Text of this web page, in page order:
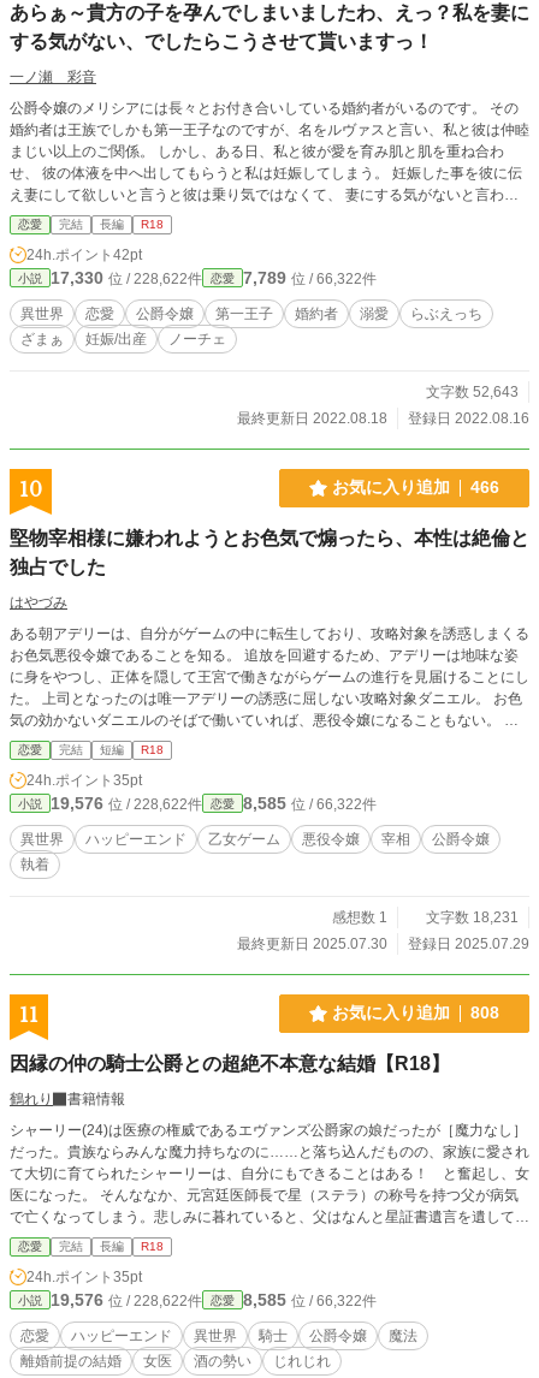
あらぁ～貴方の子を孕んでしまいましたわ、えっ？私を妻に
する気がない、でしたらこうさせて貰いますっ！
一ノ瀬 彩音
公爵令嬢のメリシアには長々とお付き合いしている婚約者がいるのです。 その
婚約者は王族でしかも第一王子なのですが、名をルヴァスと言い、私と彼は仲睦
まじい以上のご関係。 しかし、ある日、私と彼が愛を育み肌と肌を重ね合わ
せ、 彼の体液を中へ出してもらうと私は妊娠してしまう。 妊娠した事を彼に伝
え妻にして欲しいと言うと彼は乗り気ではなくて、 妻にする気がないと言われ
私はある行動に出るしかない！ ※この物語はフィクションです。 R18作品です
ので性描写など苦手なお方や未成年のお方はご遠慮下さい。 追記 指摘箇所は修
正したのです。
恋愛 完結 長編 R18
24h.ポイント 42pt
小説 17,330 位 / 228,622件 恋愛 7,789 位 / 66,322件
異世界 恋愛 公爵令嬢 第一王子 婚約者 溺愛
らぶえっち
ざまぁ
妊娠/出産 ノーチェ
文字数 52,643
最終更新日 2022.08.18
登録日 2022.08.16
10 お気に入り追加 466
堅物宰相様に嫌われようとお色気で煽ったら、本性は絶倫と
独占でした
はやづみ
ある朝アデリーは、自分がゲームの中に転生しており、攻略対象を誘惑しまくる
お色気悪役令嬢であることを知る。 追放を回避するため、アデリーは地味な姿
に身をやつし、正体を隠して王宮で働きながらゲームの進行を見届けることにし
た。 上司となったのは唯一アデリーの誘惑に屈しない攻略対象ダニエル。 お色
気の効かないダニエルのそばで働いていれば、悪役令嬢になることもない。 そ
う安心していたアデリーだが、ゲームがエンディングを迎え、王宮を離れること
を告げると、ダニエルが豹変して…？ ※ムーンライトノベルズでも公開してい
ます。
恋愛 完結 短編 R18
24h.ポイント 35pt
小説 19,576 位 / 228,622件 恋愛 8,585 位 / 66,322件
異世界 ハッピーエンド 乙女ゲーム 悪役令嬢 宰相
公爵令嬢
執着
感想数 1
文字数 18,231
最終更新日 2025.07.30
登録日 2025.07.29
11 お気に入り追加 808
因縁の仲の騎士公爵との超絶不本意な結婚【R18】
鶴れり
書籍情報
シャーリー(24)は医療の権威であるエヴァンズ公爵家の娘だったが［魔力なし］
だった。貴族ならみんな魔力持ちなのに……と落ち込んだものの、家族に愛され
て大切に育てられたシャーリーは、自分にもできることはある！ と奮起し、女
医になった。 そんななか、元宮廷医師長で星（ステラ）の称号を持つ父が病気
で亡くなってしまう。悲しみに暮れていると、父はなんと星証書遺言を遺してい
た。 『娘であるシャーリー・エヴァンズとロッド・ファーカーの婚姻を望む』
星を持つ者の特権である星証書遺言に書かれた内容は、一年間は必ず行使しなけ
ればならない。 こうして因縁の仲のロッドと強制結婚することになったシャー
リー。 お互いに不本意な結婚なのだから、夫婦としての役割は果たさないし、
もちろん結婚式もなし。一年が経過したらさっさと離婚……のはずなのに、なぜ
かロッドは夜な夜なシャーリーの寝室にやってきて！？ 魔力なし女医令嬢と幼
馴染の騎士公爵の、強制結婚から始まる溺愛ラブストーリー！ ※ムーンライト
恋愛 完結 長編 R18
24h.ポイント 35pt
小説 19,576 位 / 228,622件 恋愛 8,585 位 / 66,322件
恋愛 ハッピーエンド 異世界 騎士 公爵令嬢
魔法
離婚前提の結婚
女医 酒の勢い じれじれ